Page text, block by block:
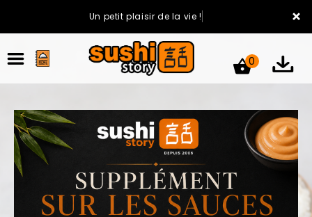
×
Un petit plaisir de la vie !
ACCUEIL
0